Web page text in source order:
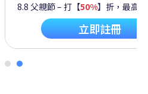
8.8 父親節 – 打【50%】折，最高
立即註冊